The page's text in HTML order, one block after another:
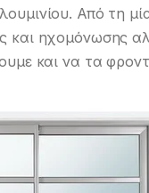
Από τη
και ηχομόνωσης
και να τα